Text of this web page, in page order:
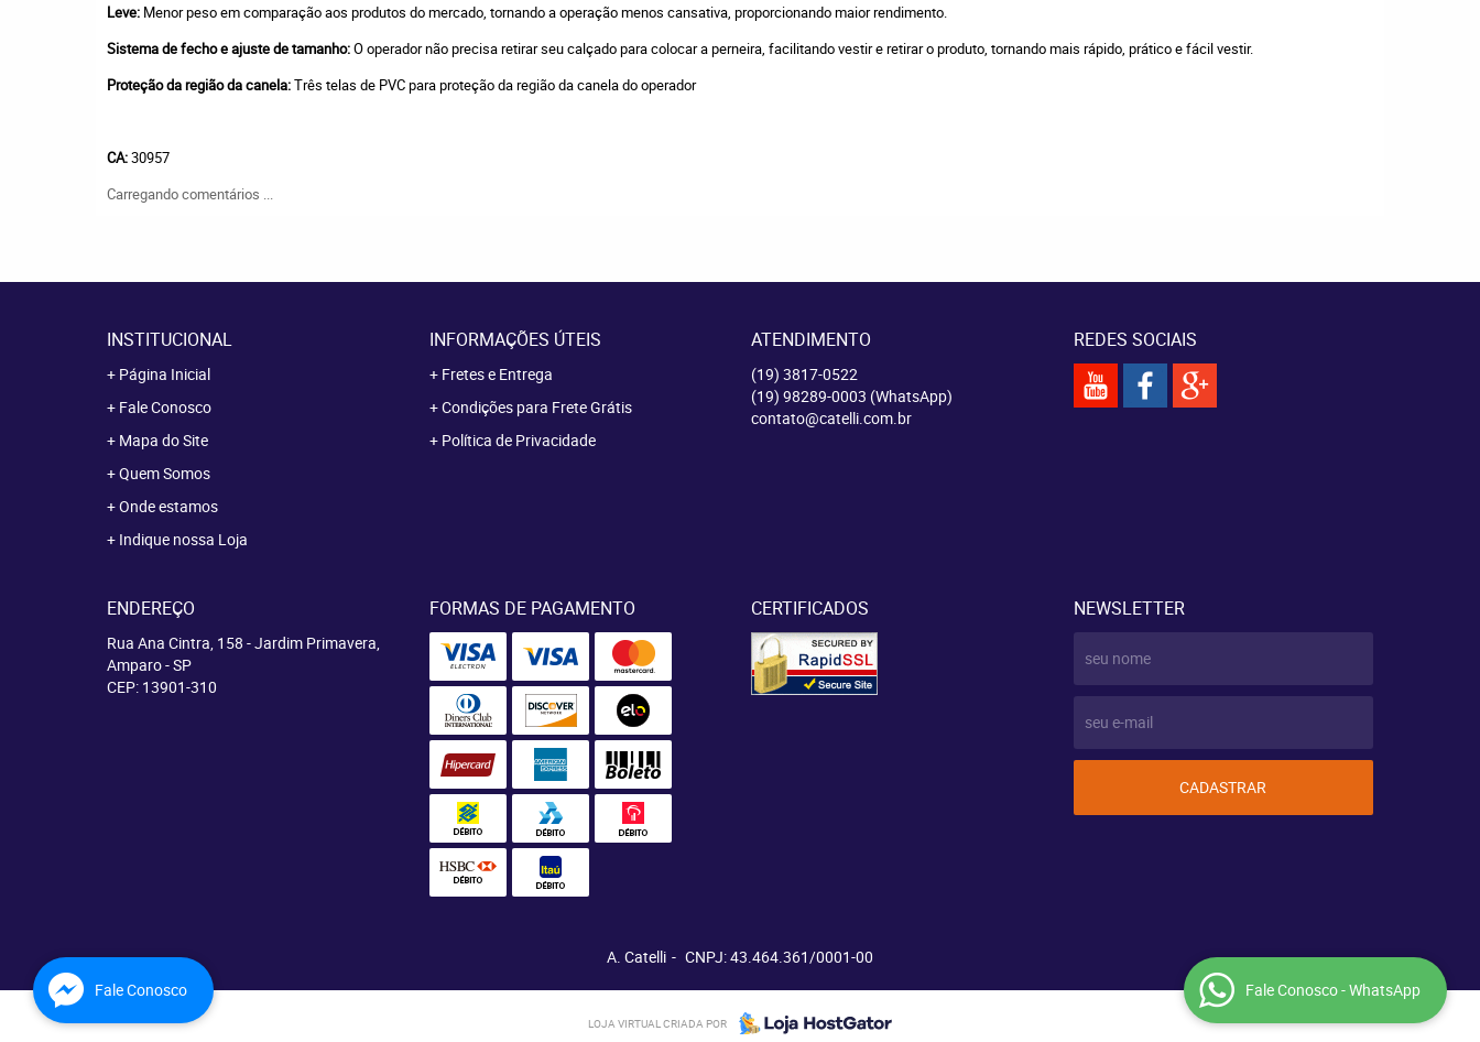
Leve: Menor peso em comparação aos produtos do mercado, tornando a operação menos cansativa, proporcionando maior rendimento.
Sistema de fecho e ajuste de tamanho:O operador não precisa retirar seu calçado para colocar a perneira, facilitando vestir e retirar o produto, tornando mais rápido, prático e fácil vestir.
Proteção da região da canela:Três telas de PVC para proteção da região da canela do operador
CA:30957
Carregando comentários ...
INSTITUCIONAL
Página Inicial
Fale Conosco
Mapa do Site
Quem Somos
Onde estamos
Indique nossa Loja
INFORMAÇÕES ÚTEIS
Fretes e Entrega
Condições para Frete Grátis
Política de Privacidade
ATENDIMENTO
(19) 3817-0522
(19) 98289-0003 (WhatsApp)
contato@catelli.com.br
REDES SOCIAIS
ENDEREÇO
Rua Ana Cintra, 158 -Jardim Primavera,
Amparo-SP
CEP: 13901-310
FORMAS DE PAGAMENTO CERTIFICADOS NEWSLETTER
CADASTRAR
A. Catelli CNPJ: 43.464.361/0001-00
LOJA VIRTUAL CRIADA POR
Fale Conosco Fale Conosco - WhatsApp